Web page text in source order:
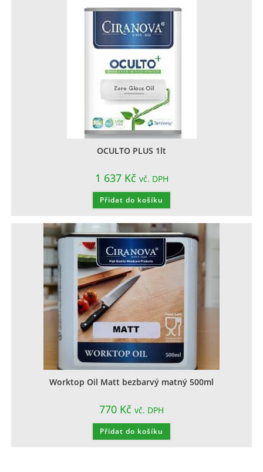
OCULTO PLUS 1lt
1 637 Kč vč. DPH
Přidat do košíku
Worktop Oil Matt bezbarvý matný 500ml
770 Kč vč. DPH
Přidat do košíku